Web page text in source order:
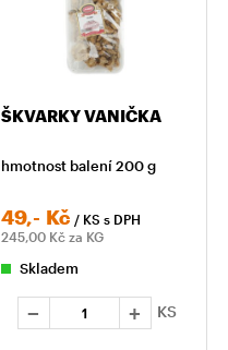
ŠKVARKY VANIČKA
hmotnost balení 200 g
49,- Kč / KS s DPH
245,00 Kč za KG
Skladem
KS